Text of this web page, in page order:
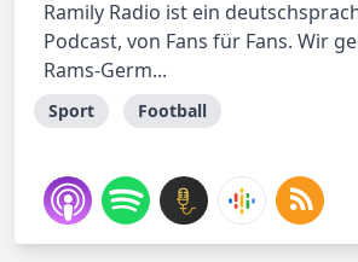
Ramily Radio ist ein
Podcast, von Fans für Fans. Wir
Rams-Germ...
Sport Football